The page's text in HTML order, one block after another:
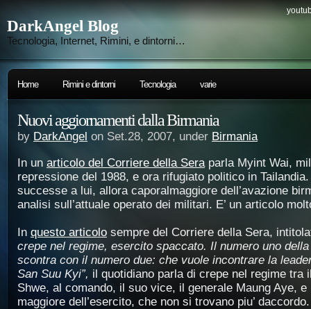
DarkAngel Blog
Tecnologia, Internet, Rimini, e dintorni…
Home Rimini e dintorni Tecnologia varie
Nuovi aggiornamenti dalla Birmania
by DarkAngel on Set.28, 2007, under Birmania
In un articolo del Corriere della Seraparla Myint Wai,
repressione del 1988, e ora rifugiato politico in
successe a lui, allora caporalmaggiore dell’avazione
analisi sull’attuale operato dei militari. E’ un articolo
In questo articolo sempre del Corriere della Sera,
crepe nel regime, esercito spaccato. Il numero uno
scontra con il numero due: che vuole incontrare la
San Suu Kyi”, il quotidiano parla di crepe nel regime tra
Shwe, al comando, il suo vice, il generale Maung Aye,
maggiore dell’esercito, che non si trovano piu’ daccordo.